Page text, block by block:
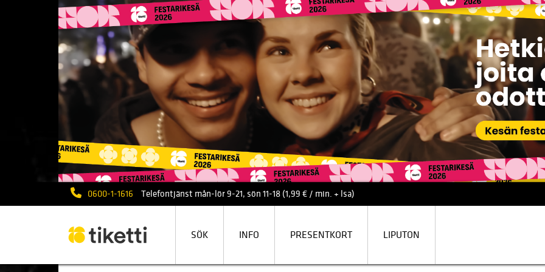
0600-1-1616 Telefontjänst mån-lör 9-21, sön 11-18 (1,99 € / min. + lsa)
SÖK INFO PRESENTKORT LIPUTON